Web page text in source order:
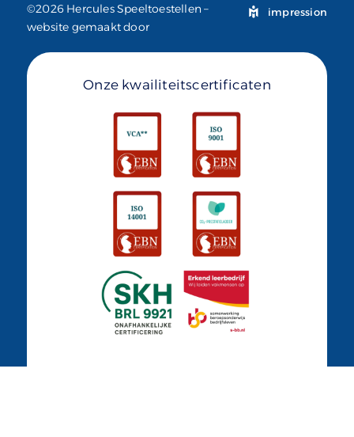
©2026 Hercules Speeltoestellen –
website gemaakt door
impression
Onze kwailiteitscertificaten